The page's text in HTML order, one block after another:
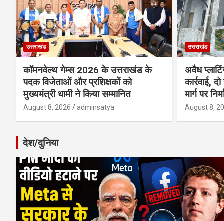
उत्तराखंड
कॉमनवेल्थ गेम्स 2026 के उत्तराखंड के
पदक विजेताओं और प्रशिक्षकों को
मुख्यमंत्री धामी ने किया सम्मानित
August 8, 2026 adminsatya
उत्तराखंड
अवैध
कार्रवाई,
मार्ग पर
August 8,
देश/दुनिया